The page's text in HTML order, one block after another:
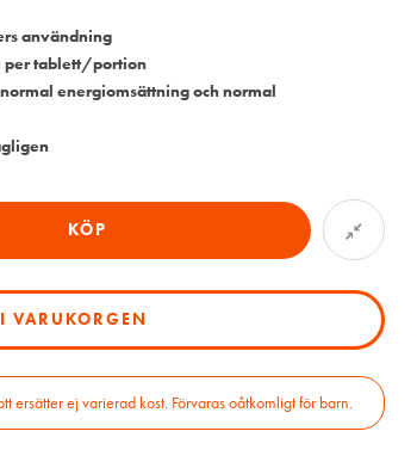
användning
per tablett/portion
energiomsättning och normal
KÖP
VARUKORGEN
ersätter ej varierad kost. Förvaras oåtkomligt för barn.